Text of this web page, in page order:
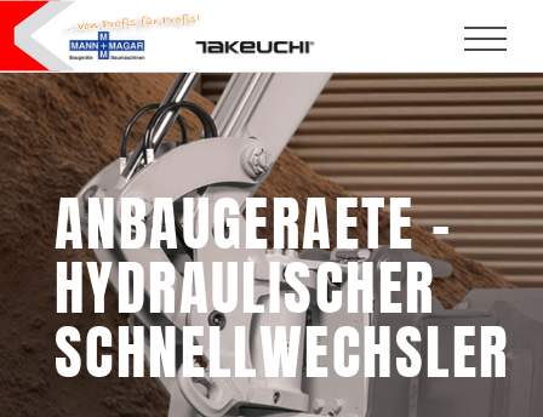
ANBAUGERAETE –
HYDRAULISCHER
SCHNELLWECHSLER